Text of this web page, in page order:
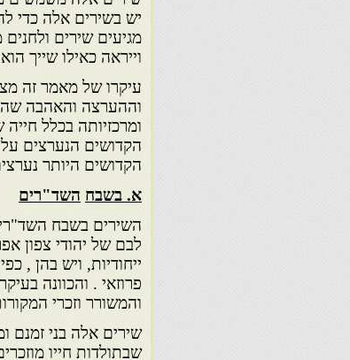
יש בשירים אלה כדי
מגיעים שירים
וייראה כאילו שייך
עיקרו של מאמר זה
וההערצה והאהבה
ומרכזיותה בכלל
הקדושים היותר
א. בשבח השד"רים
השירים בשבח
לבם של יהודי צפון
ייחודיות, ויש בהן ,
פרוזאי . והכוונה
והמשורר וזכרי
שירים אלה בני זמנם
שבתולדות חייו